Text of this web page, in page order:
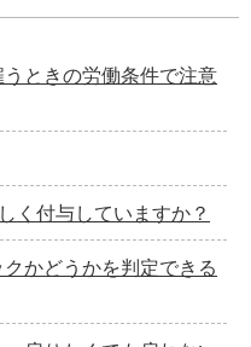
ときの労働条件で注意
付与していますか？
かどうかを判定できる